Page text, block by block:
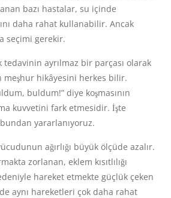
bazı hastalar, su içinde
daha rahat kullanabilir. Ancak
seçimi gerekir.
ayrılmaz bir parçası olarak
meşhur hikâyesini herkes bilir.
buldum!” diye koşmasının
kuvvetini fark etmesidir. İşte
yararlanıyoruz.
ağırlığı büyük ölçüde azalır.
zorlanan, eklem kısıtlılığı
hareket etmekte güçlük çeken
aynı hareketleri çok daha rahat